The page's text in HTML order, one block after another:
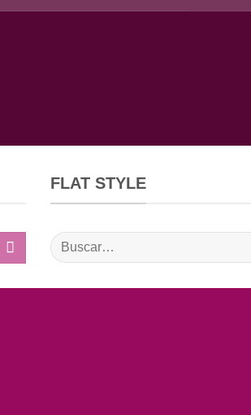
FLAT STYLE
Buscar
por: